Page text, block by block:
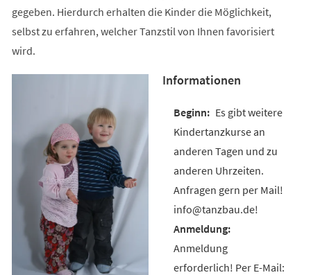
gegeben. Hierdurch erhalten die Kinder die Möglichkeit,
selbst zu erfahren, welcher Tanzstil von Ihnen favorisiert
wird.
Informationen
Es gibt weitere
Kindertanzkurse an
anderen Tagen und zu
anderen Uhrzeiten.
Anfragen gern per Mail!
info@tanzbau.de!
Anmeldung
erforderlich! Per E-Mail: